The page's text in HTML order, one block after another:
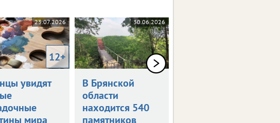
23.07.2026
12+
увидят
мира
30.06.2026
В Брянской
области
находится 540
памятников